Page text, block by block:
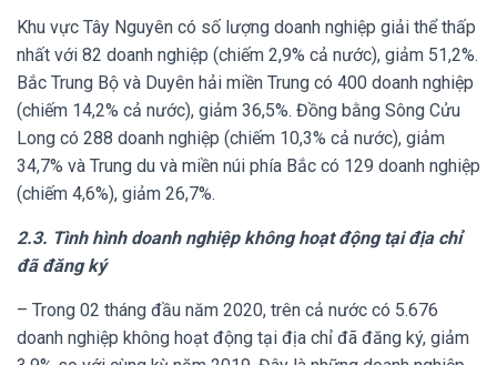
Khu vực Tây Nguyên có số lượng doanh nghiệp giải thể thấp
nhất với 82 doanh nghiệp (chiếm 2,9% cả nước), giảm 51,2%.
Bắc Trung Bộ và Duyên hải miền Trung có 400 doanh nghiệp
(chiếm 14,2% cả nước), giảm 36,5%. Đồng bằng Sông Cửu
Long có 288 doanh nghiệp (chiếm 10,3% cả nước), giảm
34,7% và Trung du và miền núi phía Bắc có 129 doanh nghiệp
(chiếm 4,6%), giảm 26,7%.
2.3. Tình hình doanh nghiệp không hoạt động tại địa chỉ
đã đăng ký
– Trong 02 tháng đầu năm 2020, trên cả nước có 5.676
doanh nghiệp không hoạt động tại địa chỉ đã đăng ký, giảm